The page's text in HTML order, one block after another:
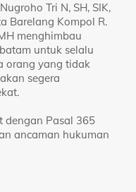
Tri N, SH, SIK,
Barelang Kompol R.
menghimbau
untuk selalu
orang yang tidak
segera
dengan Pasal 365
ancaman hukuman